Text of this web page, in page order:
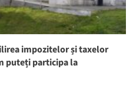
impozitelor și taxelor
puteți participa la